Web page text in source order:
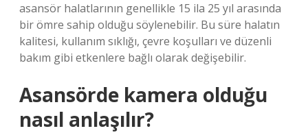
asansör halatlarının genellikle 15 ila 25 yıl arasında
bir ömre sahip olduğu söylenebilir. Bu süre halatın
kalitesi, kullanım sıklığı, çevre koşulları ve düzenli
bakım gibi etkenlere bağlı olarak değişebilir.
Asansörde kamera olduğu
nasıl anlaşılır?